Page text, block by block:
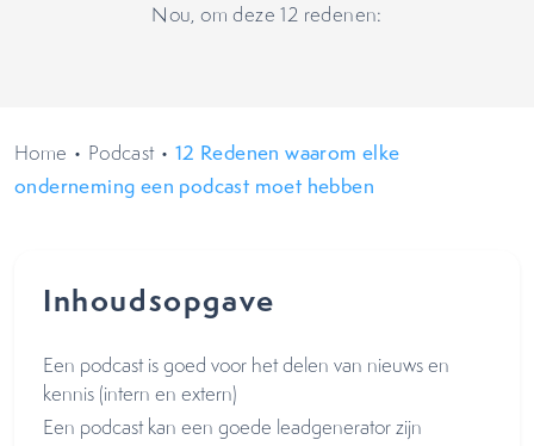
Nou, om deze 12 redenen:
Home • Podcast• 12 Redenen waarom elke
onderneming een podcast moet hebben
Inhoudsopgave
Een podcast is goed voor het delen van nieuws en
kennis (intern en extern)
Een podcast kan een goede leadgenerator zijn